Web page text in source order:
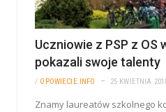
Uczniowie z PSP z OS
pokazali swoje talenty
/ OPOWIECIE.INFO 25 KWIETNIA
Znamy laureatów szkolnego